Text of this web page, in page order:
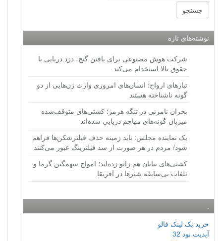
نوشته‌های تازه
شرکت هوش مصنوعی برای یافتن گنج، دزد دریایی با
حقوق بالا استخدام می‌کند
تبارهای ارواح؛ انسان‌های امروزی وارث ژن‌هایی از دو
گونه ناشناخته هستند
بحران نامرئی در تنگه هرمز؛ کشتی‌های متوقف‌شده
میزبان گونه‌های مهاجم دریایی شده‌اند
یک نماینده مجلس: باید زمینه حذف فیلترشکن‌ها فراهم
شود/ مردم در هر صورت از سد فیلترینگ عبور می‌کنند
کشتی‌های بیابان هم زانو زده‌اند؛ امواج سهمگین گرما و
تلفات بی‌سابقه شترها در آفریقا
.
خرید بک لینک فالو
آپدیت نود 32